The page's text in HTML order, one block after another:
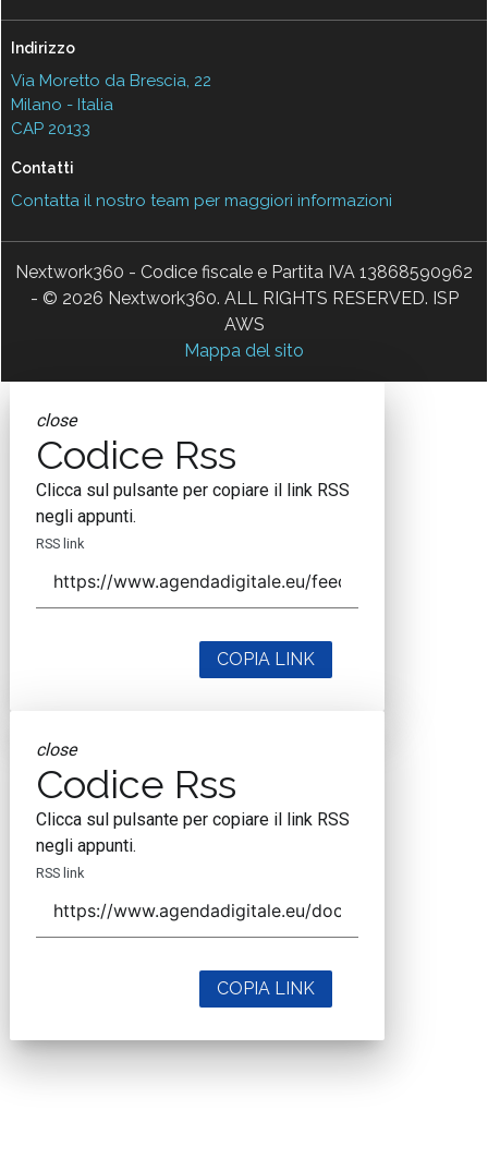
Indirizzo
Via Moretto da Brescia, 22
Milano - Italia
CAP 20133
Contatti
Contatta il nostro team per maggiori informazioni
Nextwork360 - Codice fiscale e Partita IVA 13868590962
- © 2026 Nextwork360. ALL RIGHTS RESERVED. ISP
AWS
Mappa del sito
close
Codice Rss
Clicca sul pulsante per copiare il link RSS
negli appunti.
RSS link
COPIA LINK
close
Codice Rss
Clicca sul pulsante per copiare il link RSS
negli appunti.
RSS link
COPIA LINK